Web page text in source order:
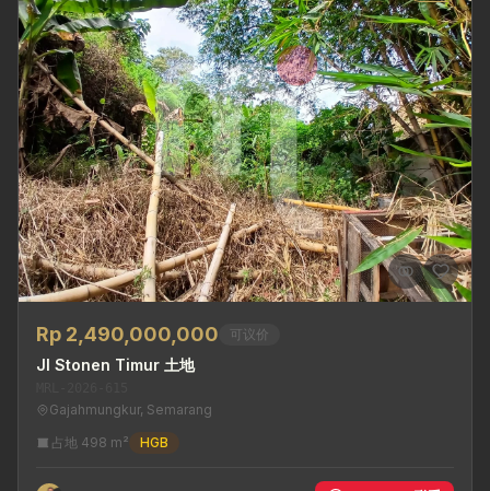
Rp 2,490,000,000 可议价
Jl Stonen Timur 土地
Gajahmungkur, Semarang
占地 498 m²
HGB